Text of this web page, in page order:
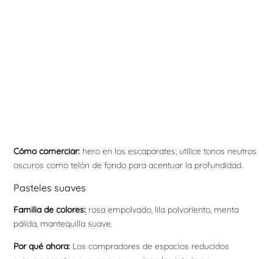
Cómo comerciar: hero en los escaparates; utilice tonos neutros
oscuros como telón de fondo para acentuar la profundidad.
Pasteles suaves
Familia de colores: rosa empolvado, lila polvoriento, menta
pálida, mantequilla suave.
Por qué ahora: Los compradores de espacios reducidos